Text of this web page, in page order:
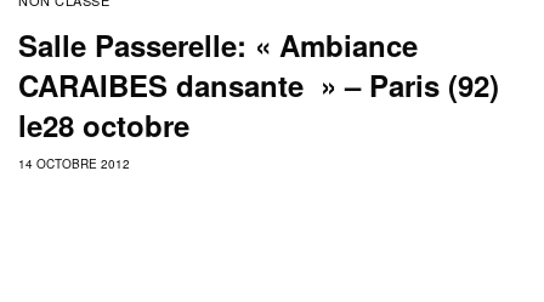
Salle Passerelle: « Ambiance
CARAIBES dansante » – Paris (92)
le28 octobre
14 OCTOBRE 2012